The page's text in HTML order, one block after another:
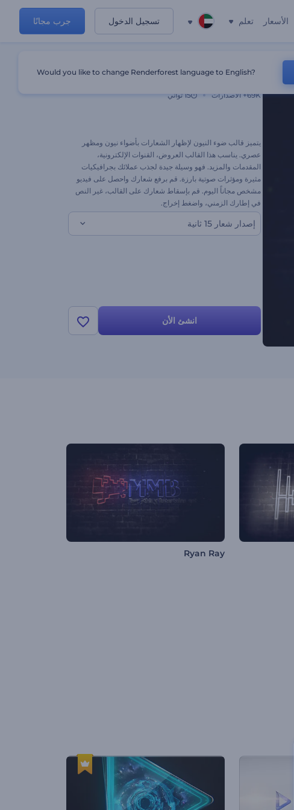
الأسعار تعلم تسجيل الدخول جرب مجانًا
69K+ الاصدارات 15 ثواني
يتميز قالب ضوء النيون لإظهار الشعارات بأضواء نيون ومظهر
عصري. يناسب هذا القالب العروض، القنوات الإلكترونية،
المقدمات والمزيد. فهو وسيلة جيدة لجذب عملائك بجرافيكيات
مثيرة ومؤثرات صوتية بارزة. قم برفع شعارك واحصل على فيديو
مشخص مجاناً اليوم. قم بإسقاط شعارك على القالب، غير النص
في إطارك الزمني، واضغط إخراج.
إصدار شعار 15 ثانية
انشئ الأن
Ryan Ray
Would you like to change Renderforest language to English?